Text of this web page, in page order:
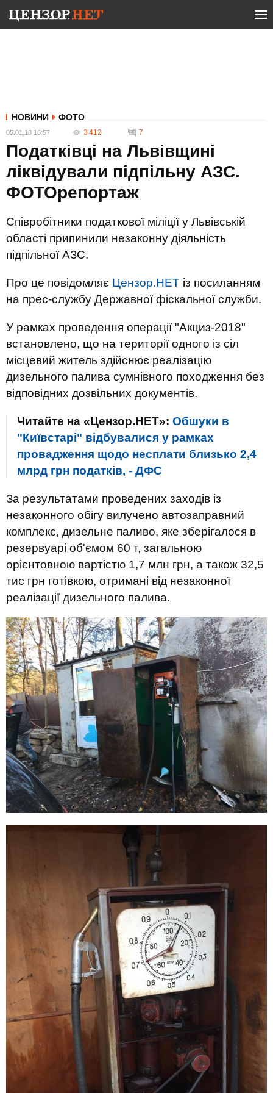
НОВИНИ ФОТО
05.01.18 16:57 3 412 7
Податківці на Львівщині
ліквідували підпільну АЗС.
ФОТОрепортаж
Співробітники податкової міліції у Львівській
області припинили незаконну діяльність
підпільної АЗС.
Про це повідомляє Цензор.НЕТ із посиланням
на прес-службу Державної фіскальної служби.
У рамках проведення операції "Акциз-2018"
встановлено, що на території одного із сіл
місцевий житель здійснює реалізацію
дизельного палива сумнівного походження без
відповідних дозвільних документів.
Читайте на «Цензор.НЕТ»: Обшуки в
"Київстарі" відбувалися у рамках
провадження щодо несплати близько 2,4
млрд грн податків, - ДФС
За результатами проведених заходів із
незаконного обігу вилучено автозаправний
комплекс, дизельне паливо, яке зберігалося в
резервуарі об'ємом 60 т, загальною
орієнтовною вартістю 1,7 млн грн, а також 32,5
тис грн готівкою, отримані від незаконної
реалізації дизельного палива.